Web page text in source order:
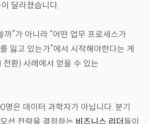
달라졌습니다.
까”가 아니라 “어떤 업무 프로세스가
잃고 있는가”에서 시작해야한다는 게
전환) 사례에서 얻을 수 있는
명은 데이터 과학자가 아닙니다. 분기
션 전략을 결정하는 비즈니스 리더 들이